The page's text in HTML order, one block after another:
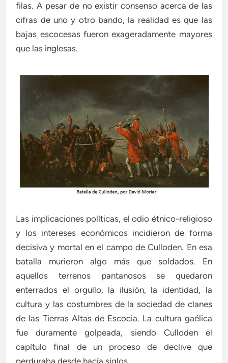
filas. A pesar de no existir consenso acerca de las
cifras de uno y otro bando, la realidad es que las
bajas escocesas fueron exageradamente mayores
que las inglesas.
Las implicaciones políticas, el odio étnico-religioso
y los intereses económicos incidieron de forma
decisiva y mortal en el campo de Culloden. En esa
batalla murieron algo más que soldados. En
aquellos terrenos pantanosos se quedaron
enterrados el orgullo, la ilusión, la identidad, la
cultura y las costumbres de la sociedad de clanes
de las Tierras Altas de Escocia. La cultura gaélica
fue duramente golpeada, siendo Culloden el
capítulo final de un proceso de declive que